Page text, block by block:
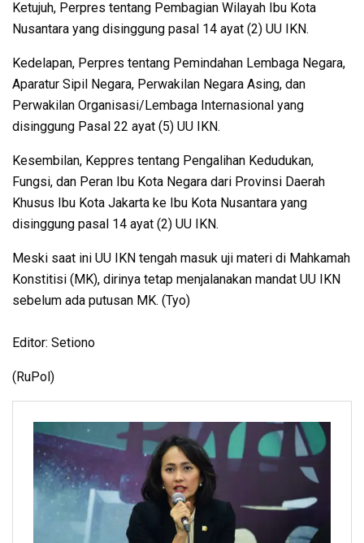
Ketujuh, Perpres tentang Pembagian Wilayah Ibu Kota
Nusantara yang disinggung pasal 14 ayat (2) UU IKN.
Kedelapan, Perpres tentang Pemindahan Lembaga Negara,
Aparatur Sipil Negara, Perwakilan Negara Asing, dan
Perwakilan Organisasi/Lembaga Internasional yang
disinggung Pasal 22 ayat (5) UU IKN.
Kesembilan, Keppres tentang Pengalihan Kedudukan,
Fungsi, dan Peran Ibu Kota Negara dari Provinsi Daerah
Khusus Ibu Kota Jakarta ke Ibu Kota Nusantara yang
disinggung pasal 14 ayat (2) UU IKN.
Meski saat ini UU IKN tengah masuk uji materi di Mahkamah
Konstitisi (MK), dirinya tetap menjalanakan mandat UU IKN
sebelum ada putusan MK. (Tyo)
Editor: Setiono
(RuPol)